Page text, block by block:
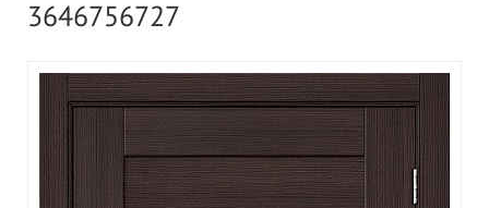
3646756727